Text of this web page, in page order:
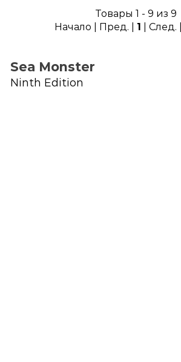
Товары 1 - 9 из 9
Начало | Пред. | 1 |
Sea Monster
Ninth Edition